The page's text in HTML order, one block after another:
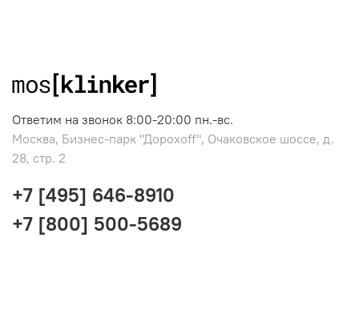
Ответим на звонок 8:00-20:00 пн.-вс.
Москва, Бизнес-парк "Дорохоff", Очаковское шоссе, д.
28, стр. 2
+7 [495] 646-8910
+7 [800] 500-5689